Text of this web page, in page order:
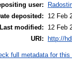
user:
deposited:
12 Feb
Last modified:
12 Feb
URI:
http://
full metadata for this